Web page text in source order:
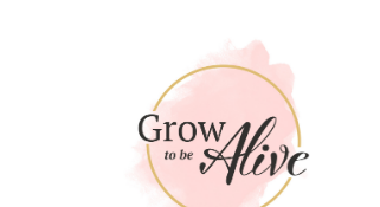
voor
coaching
herstel